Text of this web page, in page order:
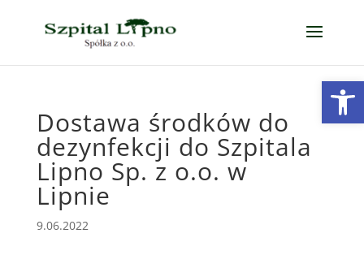
Dostawa środków do
dezynfekcji do Szpitala
Lipno Sp. z o.o. w
Lipnie
9.06.2022